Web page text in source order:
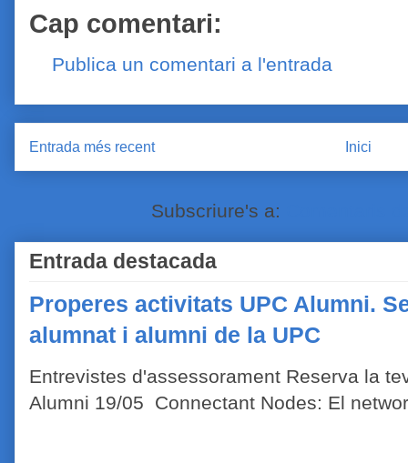
Cap comentari:
Publica un comentari a l'entrada
Entrada més recent Inici
Subscriure's a:
Entrada destacada
Properes activitats UPC Alumni.
alumnat i alumni de la UPC
Entrevistes d'assessorament Reserva la
Alumni 19/05 Connectant Nodes: El